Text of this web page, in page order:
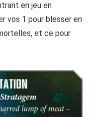
en jeu en
vos 1 pour blesser en
et ce pour